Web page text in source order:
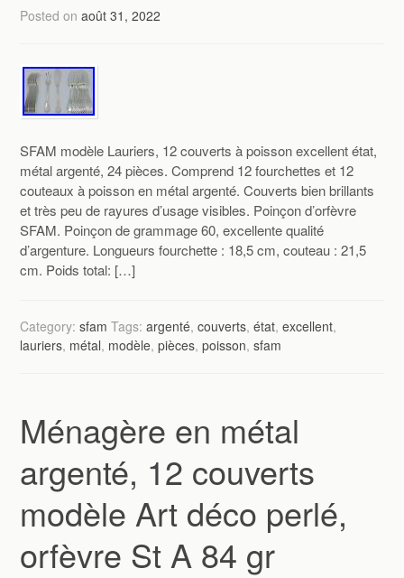
Posted onaoût 31, 2022
SFAM modèle Lauriers, 12 couverts à poisson excellent état,
métal argenté, 24 pièces. Comprend 12 fourchettes et 12
couteaux à poisson en métal argenté. Couverts bien brillants
et très peu de rayures d’usage visibles. Poinçon d’orfèvre
SFAM. Poinçon de grammage 60, excellente qualité
d’argenture. Longueurs fourchette : 18,5 cm, couteau : 21,5
cm. Poids total: […]
Category:sfam Tags:argenté,couverts,état,excellent,
lauriers, métal, modèle,pièces,poisson,sfam
Ménagère en métal
argenté, 12 couverts
modèle Art déco perlé,
orfèvre St A 84 gr